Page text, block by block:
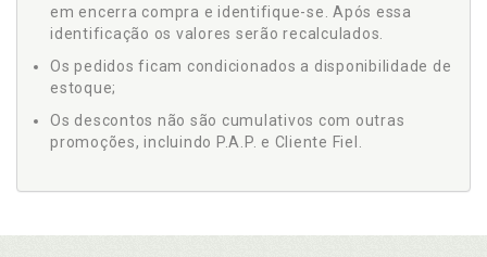
em encerra compra e identifique-se. Após essa
identificação os valores serão recalculados.
Os pedidos ficam condicionados a disponibilidade de
estoque;
Os descontos não são cumulativos com outras
promoções, incluindo P.A.P. e Cliente Fiel.